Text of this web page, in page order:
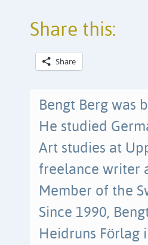
Share this:
Share
Bengt Berg was
He studied
Art studies at
freelance writer
Member of the
Since 1990,
Heidruns Förlag